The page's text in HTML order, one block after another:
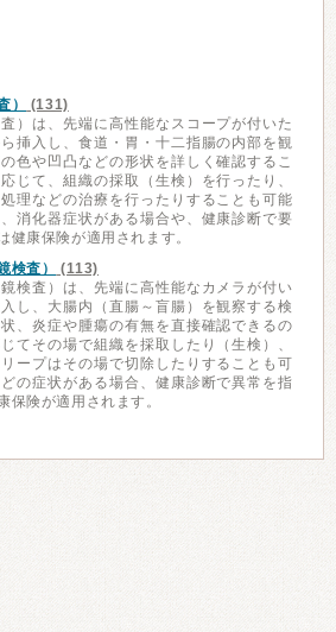
）
(131)
）は、先端に高性能なスコープが付いた
挿入し、食道・胃・十二指腸の内部を観
色や凹凸などの形状を詳しく確認するこ
じて、組織の採取（生検）を行ったり、
理などの治療を行ったりすることも可能
消化器症状がある場合や、健康診断で要
健康保険が適用されます。
検査）
(113)
検査）は、先端に高性能なカメラが付い
し、大腸内（直腸～盲腸）を観察する検
、炎症や腫瘍の有無を直接確認できるの
てその場で組織を採取したり（生検）、
ープはその場で切除したりすることも可
の症状がある場合、健康診断で異常を指
保険が適用されます。